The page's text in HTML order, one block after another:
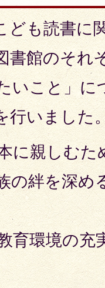
ども読書に
書館のそれ
いこと」に
行いました
に親しむた
の絆を深め
育環境の充